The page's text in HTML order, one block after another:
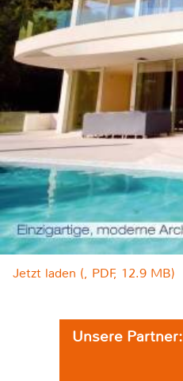
Jetzt laden (, PDF, 12.9 MB)
Unsere Partner: